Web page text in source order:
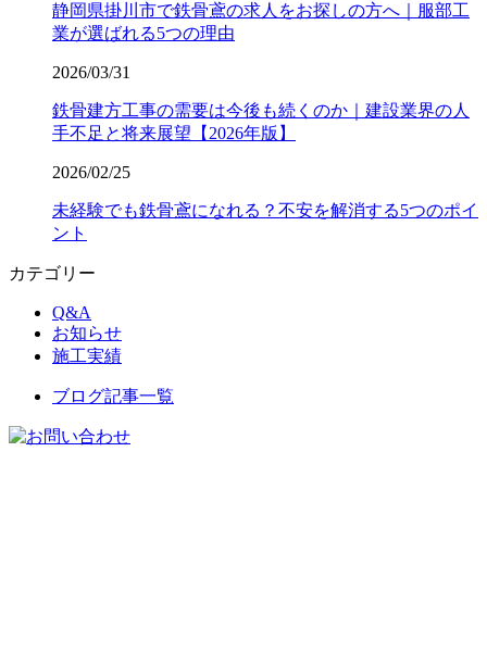
静岡県掛川市で鉄骨鳶の求人をお探しの方へ｜服部工
業が選ばれる5つの理由
2026/03/31
鉄骨建方工事の需要は今後も続くのか｜建設業界の人
手不足と将来展望【2026年版】
2026/02/25
未経験でも鉄骨鳶になれる？不安を解消する5つのポイ
ント
カテゴリー
Q&A
お知らせ
施工実績
ブログ記事一覧